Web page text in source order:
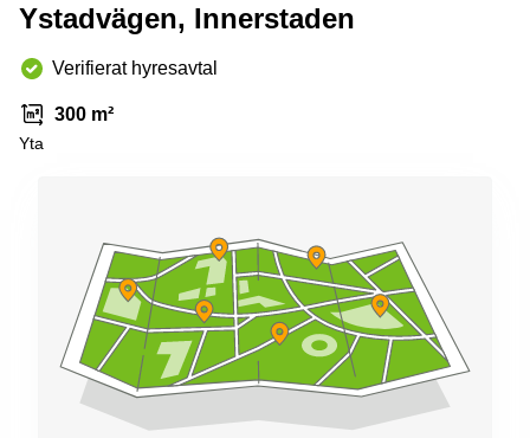
Virtuellt
Sollentuna
Vasastan
Coworking
Östermalm
Kontor
Kontorshotell
Huddinge
lokaler
Hägersten
Ystadvägen, Innerstaden
Verifierat hyresavtal
300 m²
Yta